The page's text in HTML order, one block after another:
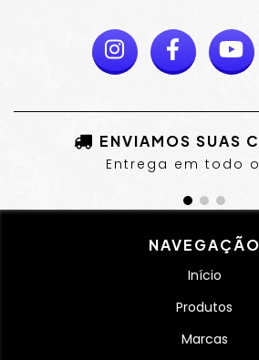
ENVIAMOS SUAS
Entrega em todo
NAVEGAÇÃO
Início
Produtos
Marcas